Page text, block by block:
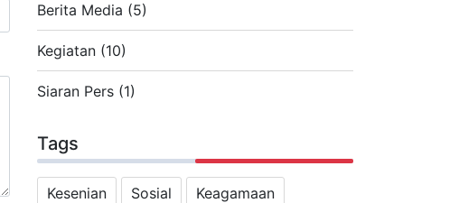
Berita Media (5)
Kegiatan (10)
Siaran Pers (1)
Tags
Kesenian Sosial Keagamaan